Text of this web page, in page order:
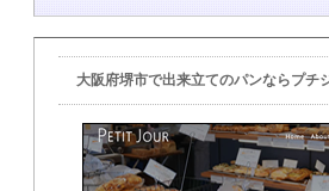
大阪府堺市で出来立てのパンならプチ